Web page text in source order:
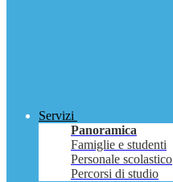
Servizi
Panoramica
Famiglie e studenti
Personale scolastico
Percorsi di studio